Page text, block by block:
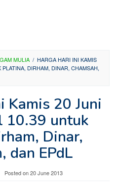
MULIA / HARGA HARI INI KAMIS
DIRHAM, DINAR, CHAMSAH,
Kamis 20 Juni
10.39 untuk
Dinar,
dan EPdL
Posted on20 June 2013